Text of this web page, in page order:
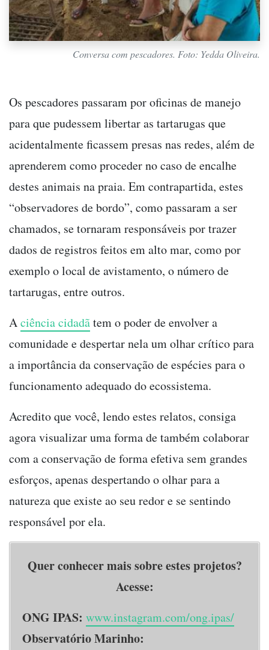
Conversa com pescadores. Foto: Yedda Oliveira.
Os pescadores passaram por oficinas de manejo
para que pudessem libertar as tartarugas que
acidentalmente ficassem presas nas redes, além de
aprenderem como proceder no caso de encalhe
destes animais na praia. Em contrapartida, estes
“observadores de bordo”, como passaram a ser
chamados, se tornaram responsáveis por trazer
dados de registros feitos em alto mar, como por
exemplo o local de avistamento, o número de
tartarugas, entre outros.
Aciência cidadãtem o poder de envolver a
comunidade e despertar nela um olhar crítico para
a importância da conservação de espécies para o
funcionamento adequado do ecossistema.
Acredito que você, lendo estes relatos, consiga
agora visualizar uma forma de também colaborar
com a conservação de forma efetiva sem grandes
esforços, apenas despertando o olhar para a
natureza que existe ao seu redor e se sentindo
responsável por ela.
Quer conhecer mais sobre estes projetos?
Acesse:
ONG IPAS: www.instagram.com/ong.ipas/
Observatório Marinho: